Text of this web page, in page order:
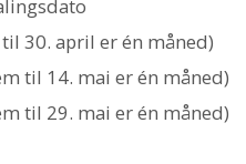
30. april er én måned)
til 14. mai er én måned)
til 29. mai er én måned)